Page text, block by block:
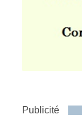
Publicité